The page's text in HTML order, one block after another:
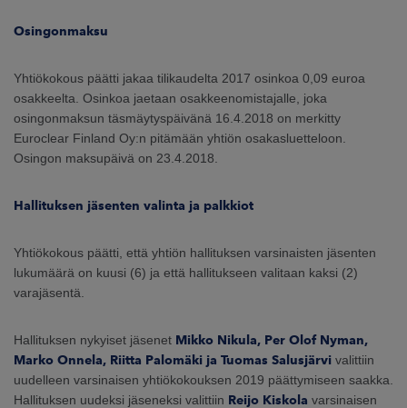
UUTISHUONE
Osingonmaksu
Yhtiökokous päätti jakaa tilikaudelta 2017 osinkoa 0,09 euroa
osakkeelta. Osinkoa jaetaan osakkeenomistajalle, joka
osingonmaksun täsmäytyspäivänä 16.4.2018 on merkitty
Euroclear Finland Oy:n pitämään yhtiön osakasluetteloon.
Osingon maksupäivä on 23.4.2018.
Hallituksen jäsenten valinta ja palkkiot
Yhtiökokous päätti, että yhtiön hallituksen varsinaisten jäsenten
lukumäärä on kuusi (6) ja että hallitukseen valitaan kaksi (2)
varajäsentä.
Hallituksen nykyiset jäsenet Mikko Nikula, Per Olof Nyman,
Marko Onnela, Riitta Palomäki ja Tuomas Salusjärvi valittiin
uudelleen varsinaisen yhtiökokouksen 2019 päättymiseen saakka.
Hallituksen uudeksi jäseneksi valittiin Reijo Kiskola varsinaisen